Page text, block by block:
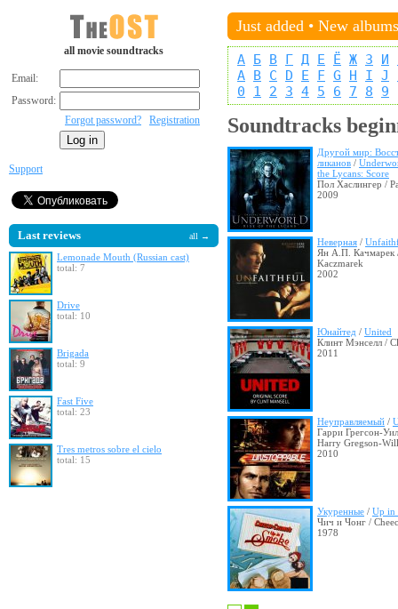
all movie soundtracks
Email:
Password:
Forgot password?
Registration
Support
Last reviews all →
Lemonade Mouth (Russian cast)
total: 7
Drive
total: 10
Brigada
total: 9
Fast Five
total: 23
Tres metros sobre el cielo
total: 15
Just added • New albums
А Б В Г Д Е Ё Ж З И
A B C D E F G H I J
0
1 2 3 4 5 6 7 8 9
Soundtracks
Другой мир:
ликанов /
the Lycans: Score
Пол Хаслингер /
2009
Неверная /
Ян А.П. Качмарек
Kaczmarek
2002
Юнайтед / United
Клинт Мэнселл /
2011
Неуправляемый /
Гарри Грегсон-
Harry Gregson-
2010
Укуренные / Up in
Чич и Чонг /
1978